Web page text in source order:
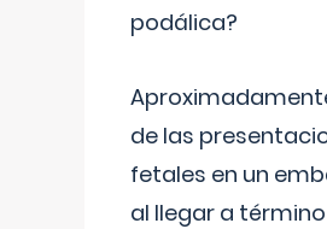
podálica?
de las
fetales en un
al llegar a